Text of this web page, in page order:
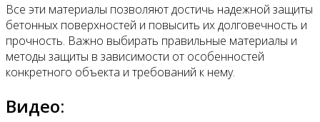
Все эти материалы позволяют достичь надежной защиты
бетонных поверхностей и повысить их долговечность и
прочность. Важно выбирать правильные материалы и
методы защиты в зависимости от особенностей
конкретного объекта и требований к нему.
Видео: